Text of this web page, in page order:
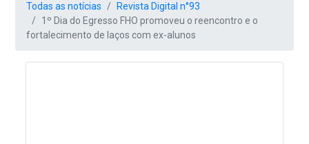
Todas as notícias
Revista Digital n°93
1º Dia do Egresso FHO promoveu o reencontro e o
fortalecimento de laços com ex-alunos